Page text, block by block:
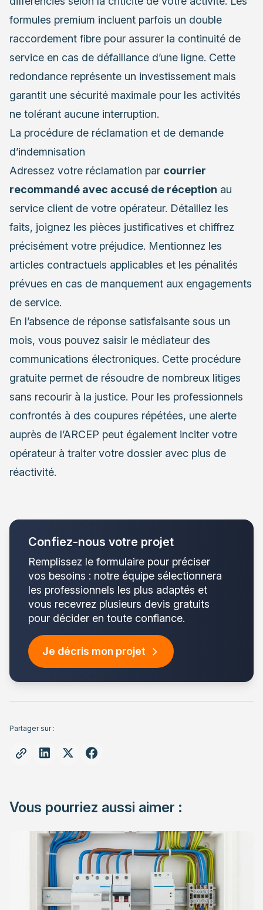
formules premium incluent parfois un double
raccordement fibre pour assurer la continuité de
service en cas de défaillance d’une ligne. Cette
redondance représente un investissement mais
garantit une sécurité maximale pour les activités
ne tolérant aucune interruption.
La procédure de réclamation et de demande
d’indemnisation
Adressez votre réclamation par courrier
recommandé avec accusé de réception au
service client de votre opérateur. Détaillez les
faits, joignez les pièces justificatives et chiffrez
précisément votre préjudice. Mentionnez les
articles contractuels applicables et les pénalités
prévues en cas de manquement aux engagements
de service.
En l’absence de réponse satisfaisante sous un
mois, vous pouvez saisir le médiateur des
communications électroniques. Cette procédure
gratuite permet de résoudre de nombreux litiges
sans recourir à la justice. Pour les professionnels
confrontés à des coupures répétées, une alerte
auprès de l’ARCEP peut également inciter votre
opérateur à traiter votre dossier avec plus de
réactivité.
Confiez-nous votre projet
Remplissez le formulaire pour préciser
vos besoins : notre équipe sélectionnera
les professionnels les plus adaptés et
vous recevrez plusieurs devis gratuits
pour décider en toute confiance.
Je décris mon projet
Partager sur :
Vous pourriez aussi aimer :